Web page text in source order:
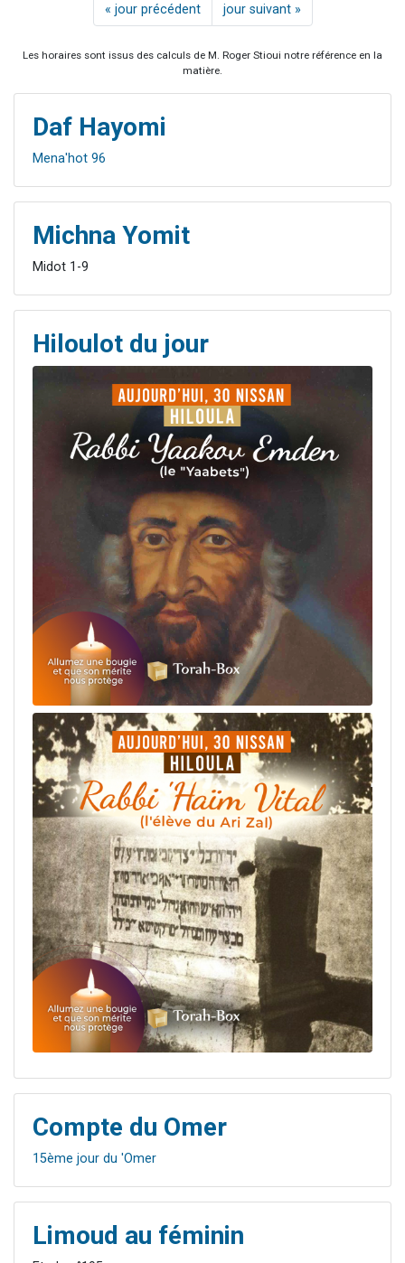
« jour précédent jour suivant »
Les horaires sont issus des calculs de M. Roger Stioui notre référence en la
matière.
Daf Hayomi
Mena'hot 96
Michna Yomit
Midot 1-9
Hiloulot du jour
Compte du Omer
15ème jour du 'Omer
Limoud au féminin